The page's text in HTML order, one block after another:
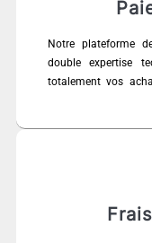
Notre plateforme
double expertise
totalement vos